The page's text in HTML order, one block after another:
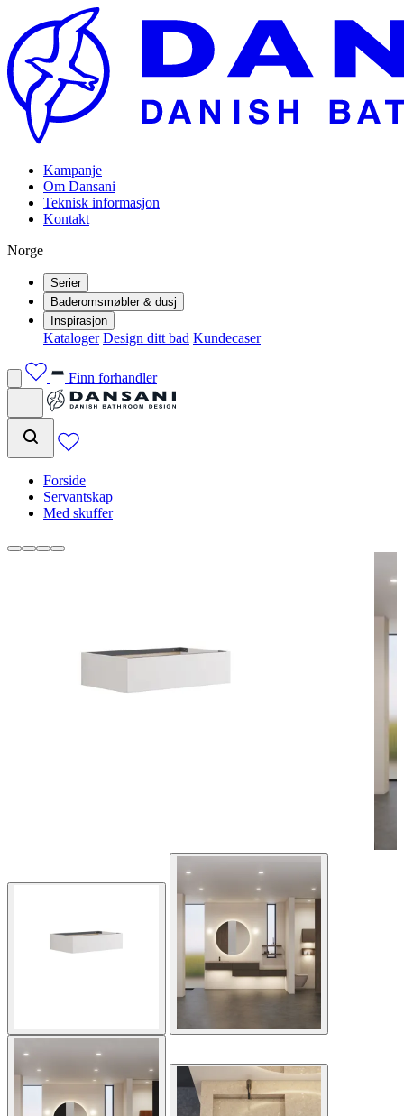
Kampanje
Om Dansani
Teknisk informasjon
Kontakt
Norge
Serier
Baderomsmøbler & dusj
Inspirasjon
Kataloger Design ditt bad Kundecaser
Finn forhandler
Forside
Servantskap
Med skuffer